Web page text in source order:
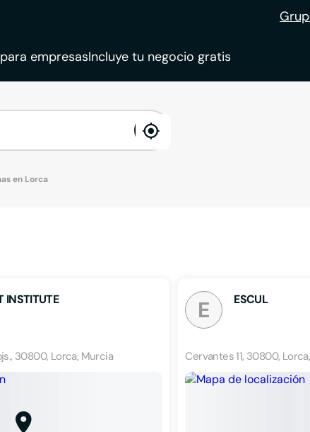
empresasIncluye tu negocio gratis
enable
en Lorca
INSTITUTE
30800, Lorca, Murcia
E ESCUL
Cervantes 11, 30800,